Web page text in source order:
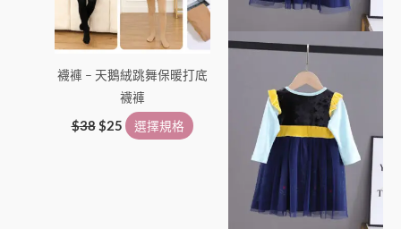
襪褲 – 天鵝絨跳舞保暖打底
襪褲
$38 $25 選擇規格
可
在
品
面
可
在
產
選